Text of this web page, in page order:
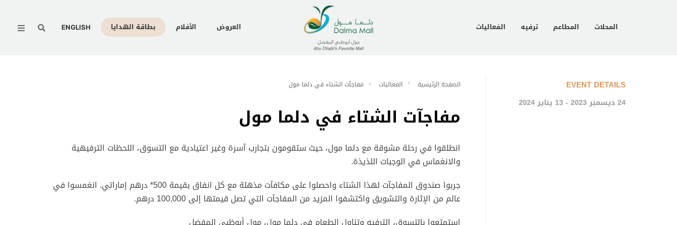
المحلات المطاعم ترفيه الفعاليات العروض الأفلام بطاقة الهدايا ENGLISH
Menu
EVENT DETAILS
24 ديسمبر 2023 - 13 يناير 2024
الصفحة الرئيسية الفعاليات مفاجآت الشتاء في دلما مول
مفاجآت الشتاء في دلما مول
انطلقوا في رحلة مشوقة مع دلما مول، حيث ستقومون بتجارب آسرة وغير اعتيادية مع التسوق، اللحظات الترفيهية
والانغماس في الوجبات اللذيذة.
جربوا صندوق المفاجآت لهذا الشتاء واحصلوا على مكافآت مذهلة مع كل انفاق بقيمة 500* درهم إماراتي. انغمسوا في
عالم من الإثارة والتشويق واكتشفوا المزيد من المفاجآت التي تصل قيمتها إلى 100,000 درهم.